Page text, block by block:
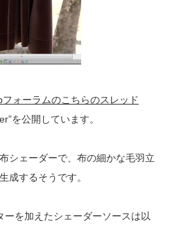
ォーラムのこちらのスレッド
を公開しています。
シェーダーで、布の細かな毛羽立
成するそうです。
を加えたシェーダーソースは以